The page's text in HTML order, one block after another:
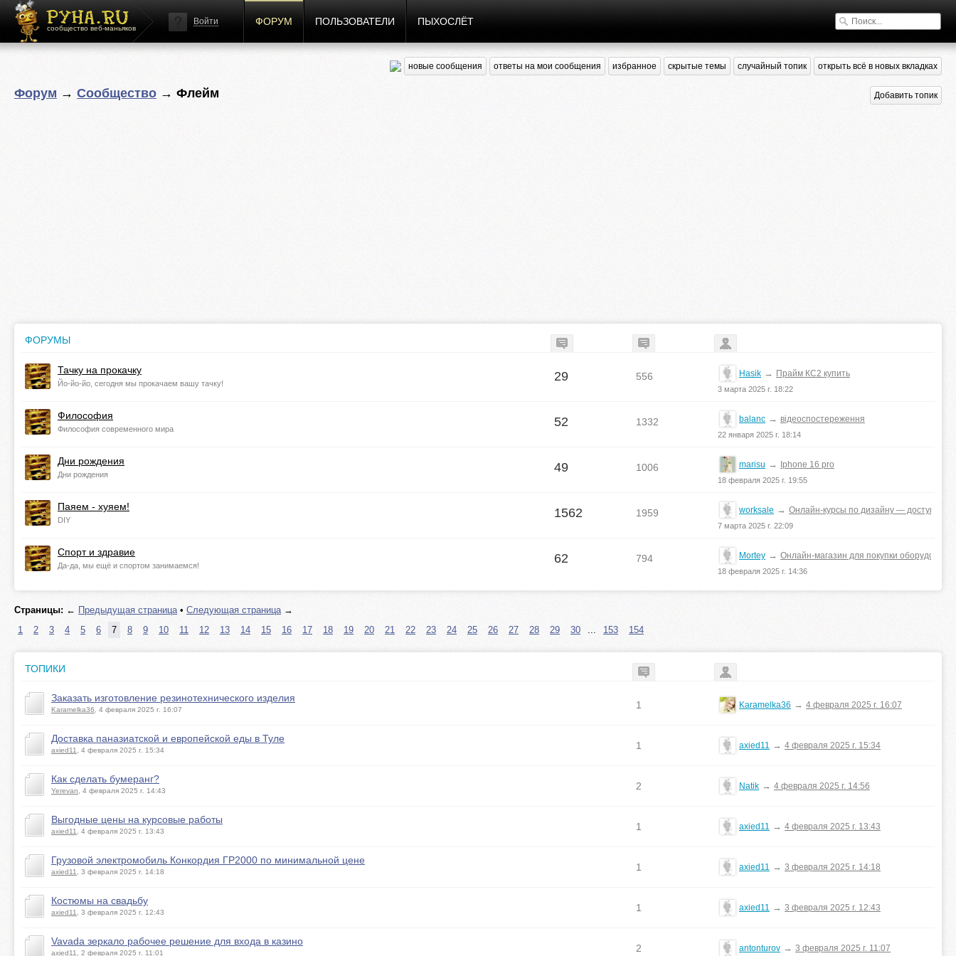
сообщество веб-маньяков
Войти ФОРУМ ПОЛЬЗОВАТЕЛИ ПЫХОСЛЁТ
новые сообщения ответы на мои сообщения избранное скрытые темы случайный топик открыть всё в новых вкладках
Форум → Сообщество → Флейм Добавить топик
ФОРУМЫ
Тачку на прокачку
Йо-йо-йо, сегодня мы прокачаем вашу тачку! 29 556 Hasik → Прайм КС2 купить
3 марта 2025 г. 18:22
Философия
Философия современного мира 52 1332 balanc → відеоспостереження
22 января 2025 г. 18:14
Дни рождения
Дни рождения 49 1006 marisu → Iphone 16 pro
18 февраля 2025 г. 19:55
Паяем - хуяем!
DIY 1562 1959 worksale → Онлайн-курсы по дизайну — доступно в
7 марта 2025 г. 22:09
Спорт и здравие
Да-да, мы ещё и спортом занимаемся! 62 794 Mortey → Онлайн-магазин для покупки
18 февраля 2025 г. 14:36
Страницы: ← Предыдущая страница• Следующая страница→
1
2 3 4 5 6 7 8 9 10 11 12 13 14 15 16 17 18 19 20 21 22 23 24 25 26 27 28 29 30 ... 153 154
ТОПИКИ
Заказать изготовление резинотехнического изделия
Karamelka36 , 4 февраля 2025 г. 16:07 1 Karamelka36 → 4 февраля 2025 г. 16:07
Доставка паназиатской и европейской еды в Туле
axied11 , 4 февраля 2025 г. 15:34 1 axied11 → 4 февраля 2025 г. 15:34
Как сделать бумеранг?
Yerevan , 4 февраля 2025 г. 14:43 2 Natik → 4 февраля 2025 г. 14:56
Выгодные цены на курсовые работы
axied11 , 4 февраля 2025 г. 13:43 1 axied11 → 4 февраля 2025 г. 13:43
Грузовой электромобиль Конкордия ГР2000 по минимальной цене
axied11 , 3 февраля 2025 г. 14:18 1 axied11 → 3 февраля 2025 г. 14:18
Костюмы на свадьбу
axied11 , 3 февраля 2025 г. 12:43 1 axied11 → 3 февраля 2025 г. 12:43
Vavada зеркало рабочее решение для входа в казино
axied11 , 2 февраля 2025 г. 11:01 2 antonturov → 3 февраля 2025 г. 11:07